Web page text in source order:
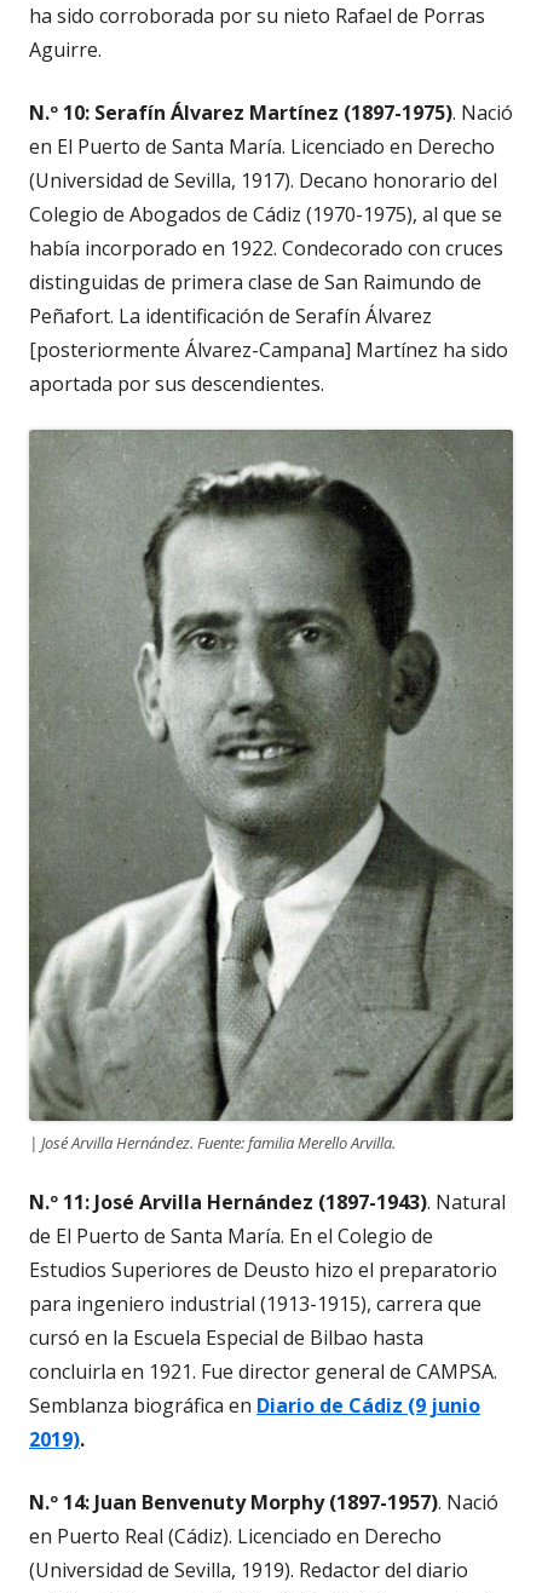
ha sido corroborada por su nieto Rafael de Porras
Aguirre.
N.º 10: Serafín Álvarez Martínez (1897-1975). Nació
en El Puerto de Santa María. Licenciado en Derecho
(Universidad de Sevilla, 1917). Decano honorario del
Colegio de Abogados de Cádiz (1970-1975), al que se
había incorporado en 1922. Condecorado con cruces
distinguidas de primera clase de San Raimundo de
Peñafort. La identificación de Serafín Álvarez
[posteriormente Álvarez-Campana] Martínez ha sido
aportada por sus descendientes.
| José Arvilla Hernández. Fuente: familia Merello Arvilla.
N.º 11: José Arvilla Hernández (1897-1943). Natural
de El Puerto de Santa María. En el Colegio de
Estudios Superiores de Deusto hizo el preparatorio
para ingeniero industrial (1913-1915), carrera que
cursó en la Escuela Especial de Bilbao hasta
concluirla en 1921. Fue director general de CAMPSA.
Semblanza biográfica en Diario de Cádiz (9 junio
2019).
N.º 14: Juan Benvenuty Morphy (1897-1957). Nació
en Puerto Real (Cádiz). Licenciado en Derecho
(Universidad de Sevilla, 1919). Redactor del diario